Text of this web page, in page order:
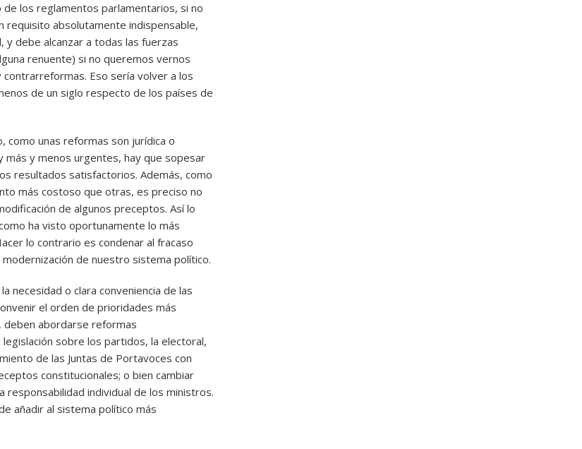
de los reglamentos parlamentarios, si no
requisito absolutamente indispensable,
debe alcanzar a todas las fuerzas
renuente) si no queremos vernos
Eso sería volver a los
de un siglo respecto de los países de
como unas reformas son jurídica o
y menos urgentes, hay que sopesar
resultados satisfactorios. Además, como
más costoso que otras, es preciso no
de algunos preceptos. Así lo
ha visto oportunamente lo más
lo contrario es condenar al fracaso
de nuestro sistema político.
necesidad o clara conveniencia de las
el orden de prioridades más
abordarse reformas
sobre los partidos, la electoral,
de las Juntas de Portavoces con
constitucionales; o bien cambiar
individual de los ministros.
añadir al sistema político más